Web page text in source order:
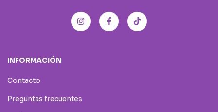
INFORMACIÓN
Contacto
Preguntas frecuentes